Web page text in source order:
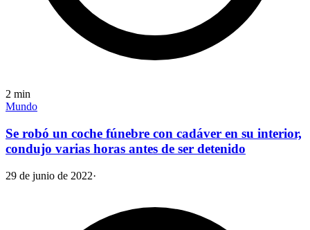
2 min
Mundo
Se robó un coche fúnebre con cadáver en su interior,
condujo varias horas antes de ser detenido
29 de junio de 2022·